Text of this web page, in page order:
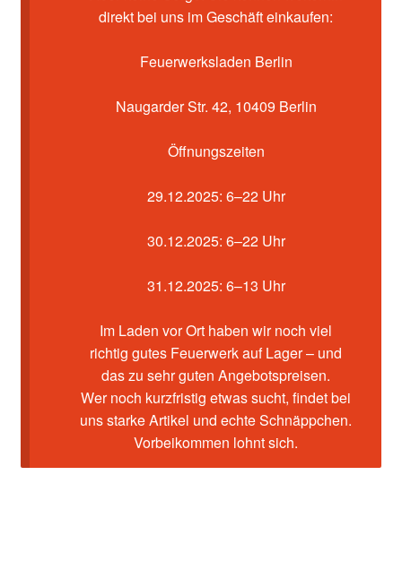
direkt bei uns im Geschäft einkaufen:
Feuerwerksladen Berlin
Naugarder Str. 42, 10409 Berlin
Öffnungszeiten
29.12.2025: 6–22 Uhr
30.12.2025: 6–22 Uhr
31.12.2025: 6–13 Uhr
Im Laden vor Ort haben wir noch viel
richtig gutes Feuerwerk auf Lager – und
das zu sehr guten Angebotspreisen.
Wer noch kurzfristig etwas sucht, findet bei
uns starke Artikel und echte Schnäppchen.
Vorbeikommen lohnt sich.